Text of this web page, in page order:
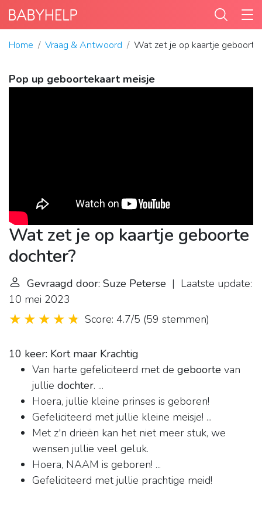
Home Vraag & Antwoord Wat zet je op kaartje
Pop up geboortekaart meisje
Wat zet je op kaartje geboorte
dochter?
Gevraagd door: Suze Peterse | Laatste update:
10 mei 2023
Score: 4.7/5 (59 stemmen)
10 keer: Kort maar Krachtig
Van harte gefeliciteerd met de geboorte van
jullie dochter. ...
Hoera, jullie kleine prinses is geboren!
Gefeliciteerd met jullie kleine meisje! ...
Met z'n drieën kan het niet meer stuk, we
wensen jullie veel geluk.
Hoera, NAAM is geboren! ...
Gefeliciteerd met jullie prachtige meid!